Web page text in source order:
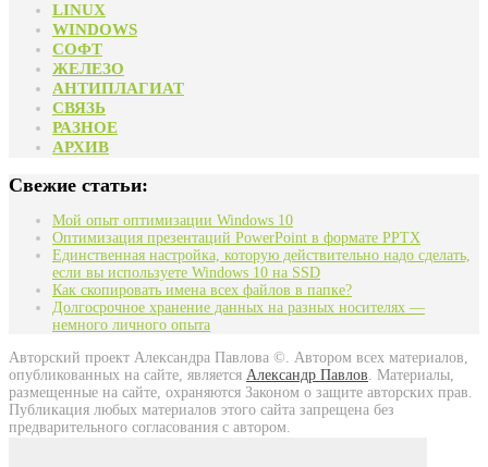
LINUX
WINDOWS
СОФТ
ЖЕЛЕЗО
АНТИПЛАГИАТ
СВЯЗЬ
РАЗНОЕ
АРХИВ
Свежие статьи:
Мой опыт оптимизации Windows 10
Оптимизация презентаций PowerPoint в формате PPTX
Единственная настройка, которую действительно надо сделать,
если вы используете Windows 10 на SSD
Как скопировать имена всех файлов в папке?
Долгосрочное хранение данных на разных носителях —
немного личного опыта
Авторский проект Александра Павлова ©. Автором всех материалов,
опубликованных на сайте, является Александр Павлов. Материалы,
размещенные на сайте, охраняются Законом о защите авторских прав.
Публикация любых материалов этого сайта запрещена без
предварительного согласования с автором.